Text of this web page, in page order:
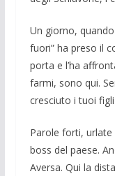
Un giorno,
fuori” ha preso il
porta e l’ha
farmi, sono qui.
cresciuto i tuoi
Parole forti,
boss del paese.
Aver­sa. Qui la